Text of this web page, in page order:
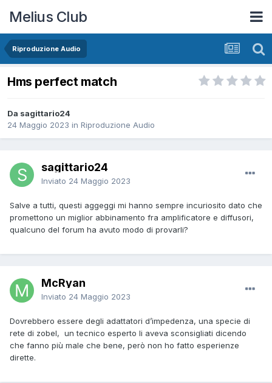
Melius Club
Riproduzione Audio
Hms perfect match
Da sagittario24
24 Maggio 2023 in Riproduzione Audio
sagittario24
Inviato 24 Maggio 2023
Salve a tutti, questi aggeggi mi hanno sempre incuriosito dato che
promettono un miglior abbinamento fra amplificatore e diffusori,
qualcuno del forum ha avuto modo di provarli?
McRyan
Inviato 24 Maggio 2023
Dovrebbero essere degli adattatori d’impedenza, una specie di
rete di zobel, un tecnico esperto li aveva sconsigliati dicendo
che fanno più male che bene, però non ho fatto esperienze
dirette.